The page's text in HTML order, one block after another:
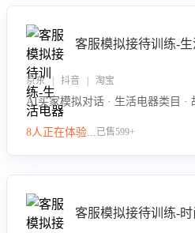
客服模拟接待训练-
京东 | 抖音 | 淘宝
AI买家模拟对话 · 生活电器类目 ·
8人正在体验...已售599+
客服模拟接待训练-时